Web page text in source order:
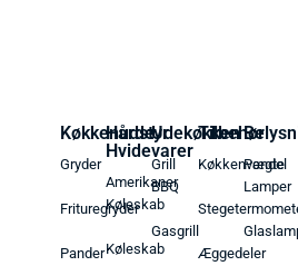
Køkkenudstyr
Gryder
Frituregryder
Pander
Hårde
Hvidevarer
Amerikaner
Køleskab
Køleskab
Udekøkken
Grill
BBQ
Gasgrill
Tilbehør
Køkkenvægte
Æggedeler
Pendel
Lamper